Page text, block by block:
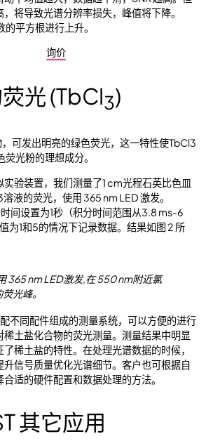
将导致光谱分辨率损失，峰值将下降。
平方根进行上升。
询价
光 (TbCl3)
可发出明亮的绿色荧光，这一特性使TbCl3
光粉的理想成分。
验装置，我们测量了1 cm光程石英比色皿
液的荧光，使用 365 nm LED 激发。
间设置为1秒（积分时间范围从3.8 ms-6
为1和5的情况下记录数据。结果如图 2 所
365 nm LED激发,在 550 nm附近氯
光峰。
不同配件组成的测量系统，可以方便的进行
土盐化合物的荧光测量。测量结果中明显
稀土盐的特性。在处理光谱数据的时候，
信号质量优化光谱细节。客户也可根据自
适的硬件配置和数据处理的方法。
其它应用